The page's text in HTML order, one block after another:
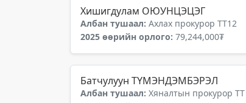
Хишигдулам ОЮУНЦЭЦЭГ
Албан тушаал: Ахлах прокурор ТТ12
2025 өөрийн орлого: 79,244,000₮
Батчулуун ТҮМЭНДЭМБЭРЭЛ
Албан тушаал: Хяналтын прокурор ТТ